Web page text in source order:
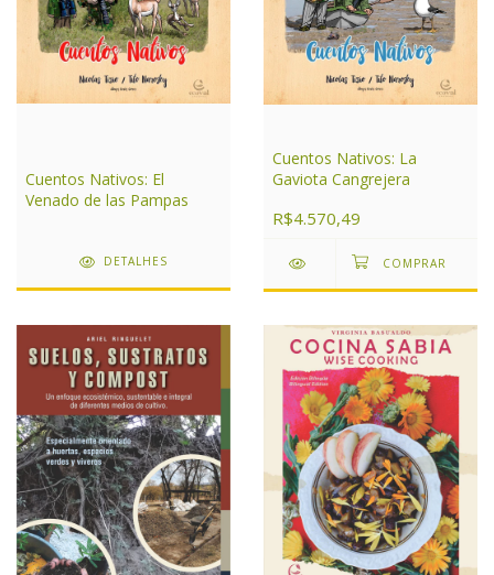
Cuentos Nativos: El
Venado de las Pampas
DETALHES
Cuentos Nativos: La
Gaviota Cangrejera
R$4.570,49